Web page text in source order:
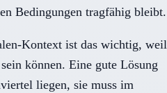
Bedingungen tragfähig bleibt.
Kontext ist das wichtig, weil
können. Eine gute Lösung
liegen, sie muss im